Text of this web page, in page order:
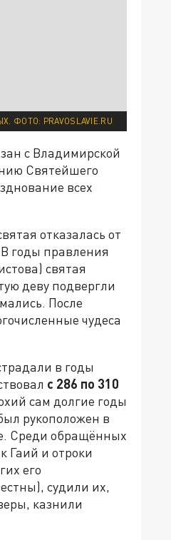
PRAVOSLAVIE.RU
с Владимирской
Святейшего
всех
отказалась от
годы правления
святая
деву подвергли
После
чудеса
в годы
с 286 по 310
сам долгие годы
рукоположен в
Среди обращённых
Гаий и отроки
его
судили их,
казнили